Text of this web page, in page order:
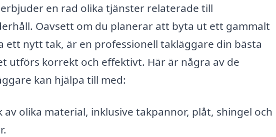
en rad olika tjänster relaterade till
Oavsett om du planerar att byta ut ett gammalt
nytt tak, är en professionell takläggare din bästa
utförs korrekt och effektivt. Här är några av de
kan hjälpa till med:
olika material, inklusive takpannor, plåt, shingel och